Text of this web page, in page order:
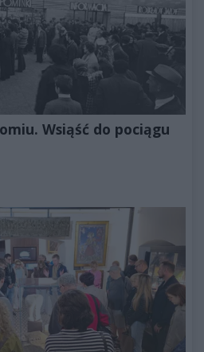
Wsiąść do pociągu